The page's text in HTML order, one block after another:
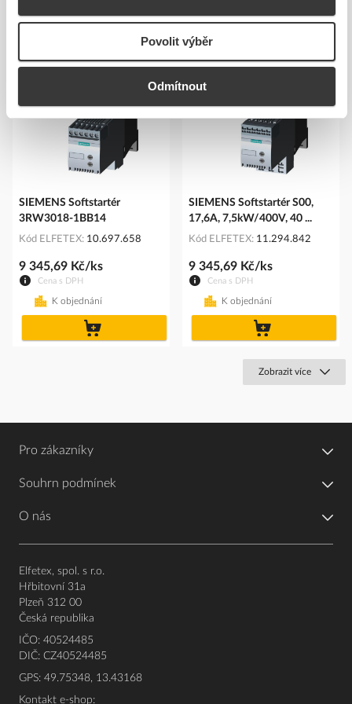
Povolit výběr
Odmítnout
SIEMENS Softstartér
3RW3018-1BB14
Kód ELFETEX 10.697.658
Cena s DPH
9 345,69 Kč/ks
K objednání
SIEMENS Softstartér S00,
17,6A, 7,5kW/400V, 40 ...
Kód ELFETEX 11.294.842
Cena s DPH
9 345,69 Kč/ks
K objednání
Zobrazit více
Pro zákazníky
Souhrn podmínek
O nás
Elfetex, spol. s r.o.
Hřbitovní 31a
Plzeň 312 00
Česká republika
IČO: 40524485
DIČ: CZ40524485
GPS: 49.75348, 13.43168
Kontakt e-shop: